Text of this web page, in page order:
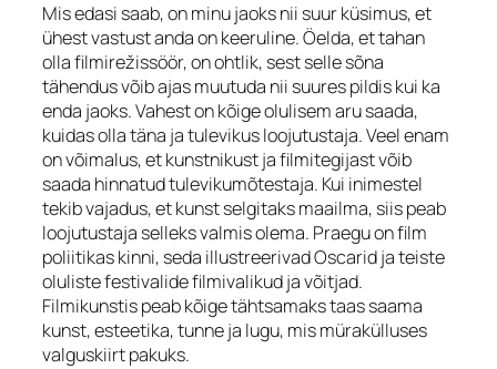
Mis edasi saab, on minu jaoks nii suur küsimus, et
ühest vastust anda on keeruline. Öelda, et tahan
olla filmirežissöör, on ohtlik, sest selle sõna
tähendus võib ajas muutuda nii suures pildis kui ka
enda jaoks. Vahest on kõige olulisem aru saada,
kuidas olla täna ja tulevikus loojutustaja. Veel enam
on võimalus, et kunstnikust ja filmitegijast võib
saada hinnatud tulevikumõtestaja. Kui inimestel
tekib vajadus, et kunst selgitaks maailma, siis peab
loojutustaja selleks valmis olema. Praegu on film
poliitikas kinni, seda illustreerivad Oscarid ja teiste
oluliste festivalide filmivalikud ja võitjad.
Filmikunstis peab kõige tähtsamaks taas saama
kunst, esteetika, tunne ja lugu, mis mürakülluses
valguskiirt pakuks.